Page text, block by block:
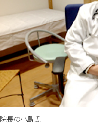
院長の小島氏